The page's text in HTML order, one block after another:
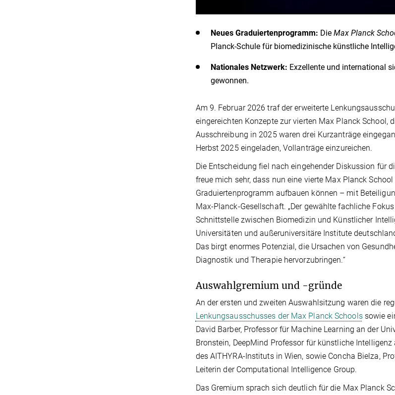
Neues Graduiertenprogramm: Die Max Planck
Planck-Schule für biomedizinische künstliche
Nationales Netzwerk: Exzellente und international
gewonnen.
Am 9. Februar 2026 traf der erweiterte
eingereichten Konzepte zur vierten Max Planck
Ausschreibung in 2025 waren drei Kurzanträge
Herbst 2025 eingeladen, Vollanträge einzureichen.
Die Entscheidung fiel nach eingehender Diskussion für
freue mich sehr, dass nun eine vierte Max Planck
Graduiertenprogramm aufbauen können – mit
Max-Planck-Gesellschaft. „Der gewählte fachliche
Schnittstelle zwischen Biomedizin und Künstlicher
Universitäten und außeruniversitäre Institute
Das birgt enormes Potenzial, die Ursachen von
Diagnostik und Therapie hervorzubringen.“
Auswahlgremium und -gründe
An der ersten und zweiten Auswahlsitzung waren die
Lenkungsausschusses der Max Planck Schoolssowie
David Barber, Professor für Machine Learning an der
Bronstein, DeepMind Professor für künstliche
des AITHYRA-Instituts in Wien, sowie Concha Bielza,
Leiterin der Computational Intelligence Group.
Das Gremium sprach sich deutlich für die Max Planck